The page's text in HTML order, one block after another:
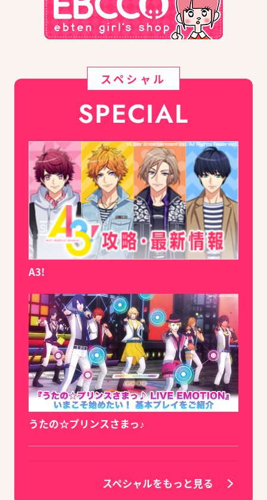
スペシャル
SPECIAL
A3!
うたの☆プリンスさまっ♪
スペシャルをもっと見る